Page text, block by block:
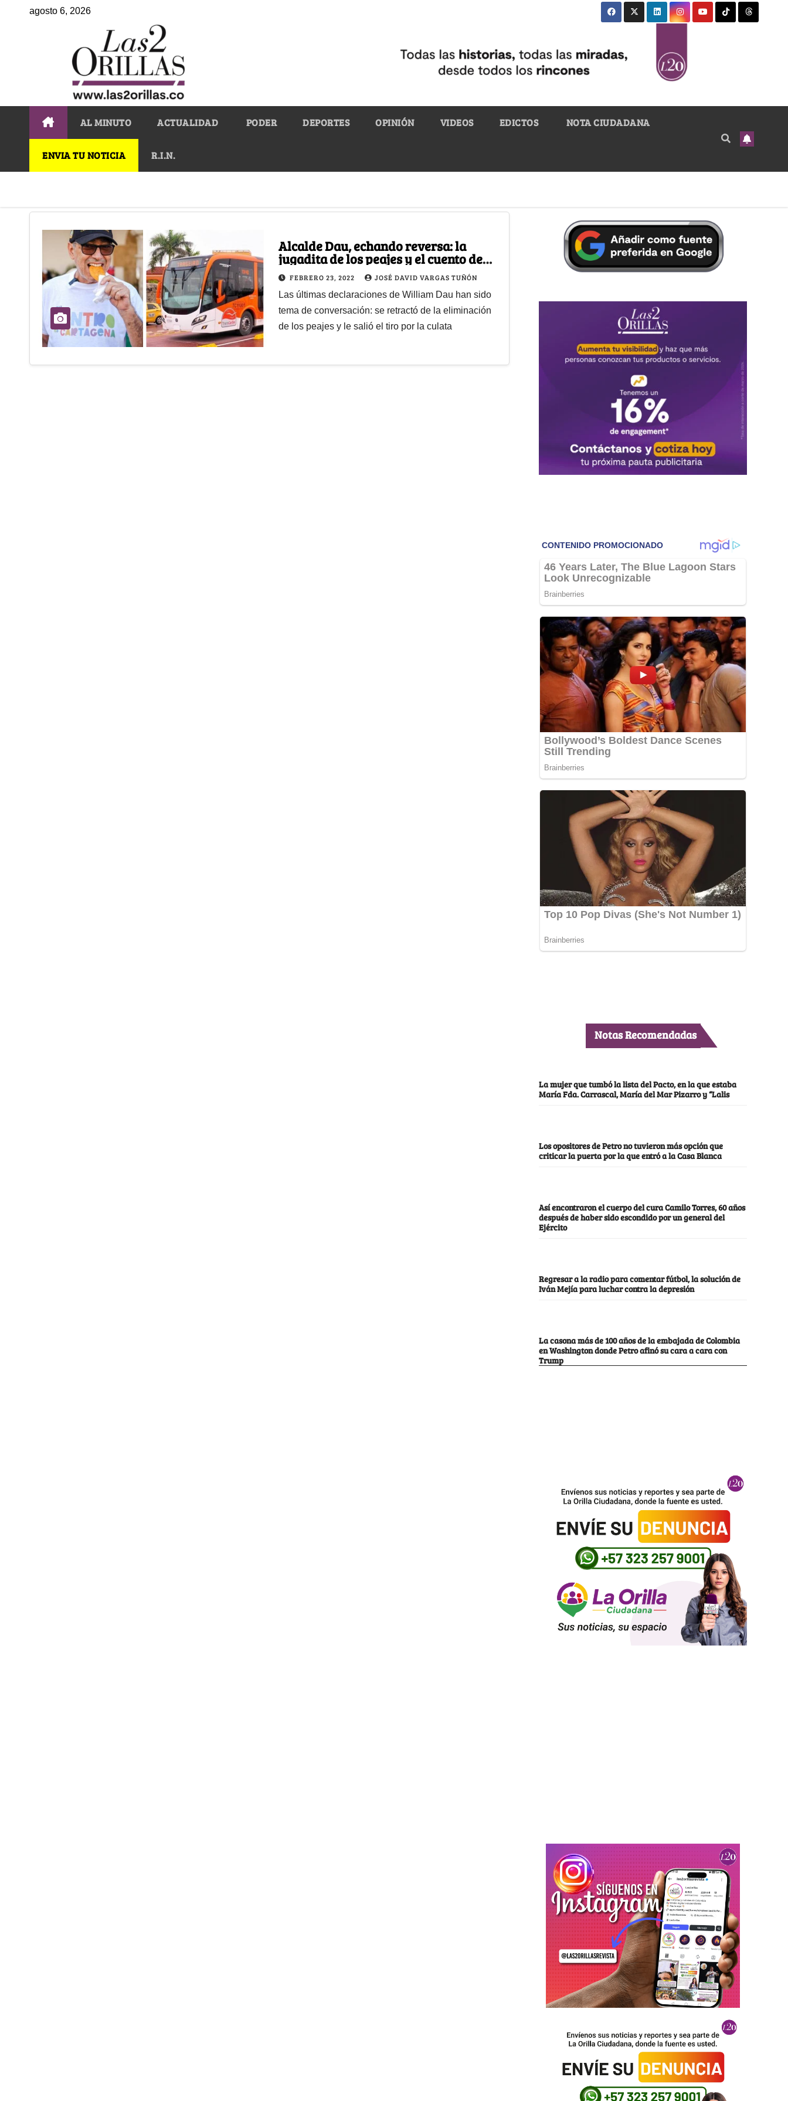
agosto 6, 2026
AL MINUTO ACTUALIDAD PODER DEPORTES OPINIÓN VIDEOS EDICTOS NOTA CIUDADANA
ENVIA TU NOTICIA R.I.N.
Alcalde Dau, echando reversa: la
jugadita de los peajes y el cuento de
"salvar el sistema de transporte"
FEBRERO 23, 2022 JOSÉ DAVID VARGAS TUÑÓN
Las últimas declaraciones de William Dau han sido
tema de conversación: se retractó de la eliminación
de los peajes y le salió el tiro por la culata
Notas Recomendadas
La mujer que tumbó la lista del Pacto, en la que estaba
María Fda. Carrascal, María del Mar Pizarro y “Lalis
Los opositores de Petro no tuvieron más opción que
criticar la puerta por la que entró a la Casa Blanca
Así encontraron el cuerpo del cura Camilo Torres, 60 años
después de haber sido escondido por un general del
Ejército
Regresar a la radio para comentar fútbol, la solución de
Iván Mejía para luchar contra la depresión
La casona más de 100 años de la embajada de Colombia
en Washington donde Petro afinó su cara a cara con
Trump